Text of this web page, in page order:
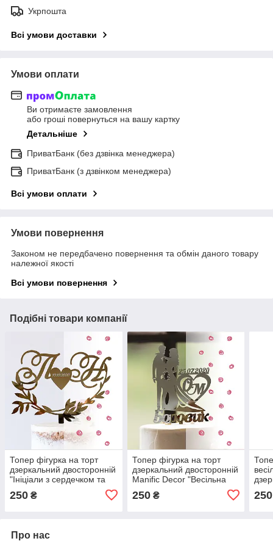
Укрпошта
Всі умови доставки
Умови оплати
Ви отримаєте замовлення
або гроші повернуться на вашу картку
Детальніше
ПриватБанк (без дзвінка менеджера)
ПриватБанк (з дзвінком менеджера)
Всі умови оплати
Умови повернення
Законом не передбачено повернення та обмін даного товару
належної якості
Всі умови повернення
Подібні товари компанії
Топер фігурка на торт
дзеркальний двосторонній
"Ініціали з сердечком та
Decor
250 ₴
Топер фігурка на торт
дзеркальний двосторонній
Manific Decor "Весільна
пара з прізвищем, датою
та ініціалами"
250₴ 250
Про нас